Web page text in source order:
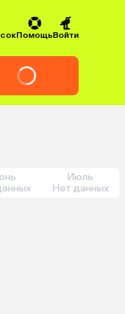
ПомощьВойти
Июль
Нет данных